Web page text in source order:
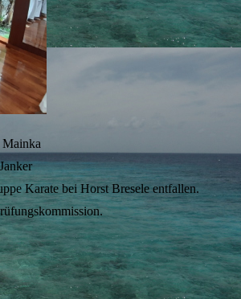
Karate bei Horst Bresele entfallen.